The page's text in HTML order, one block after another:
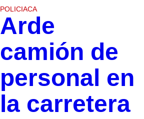
POLICIACA
Arde
camión de
personal en
la carretera